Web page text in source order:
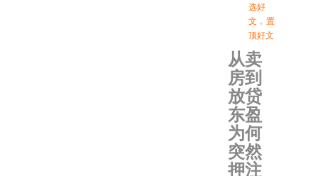
选好
文 ， 置
顶好文
从卖
房到
放贷
东盈
为何
突然
押注